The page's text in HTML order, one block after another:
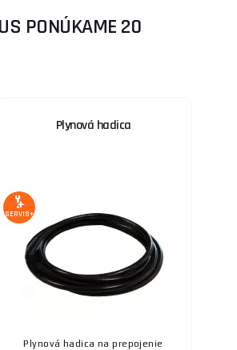
PONÚKAME 20
Plynová hadica
SERVIS+
Plynová hadica na prepojenie